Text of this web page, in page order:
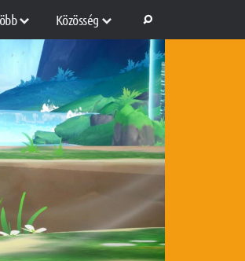
Közösség